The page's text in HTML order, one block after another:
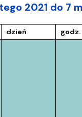
2021 do 7
dzień godz.